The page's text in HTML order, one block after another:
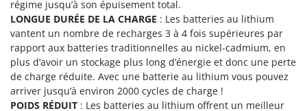
O
Officine Savioli
Oliviero
Olix
OMA
régime jusqu’à son épuisement total.
LONGUE DURÉE DE LA CHARGE : Les batteries au lithium
vantent un nombre de recharges 3 à 4 fois supérieures par
rapport aux batteries traditionnelles au nickel-cadmium, en
plus d’avoir un stockage plus long d’énergie et donc une perte
de charge réduite. Avec une batterie au lithium vous pouvez
arriver jusqu’à environ 2000 cycles de charge !
POIDS RÉDUIT : Les batteries au lithium offrent un meilleur